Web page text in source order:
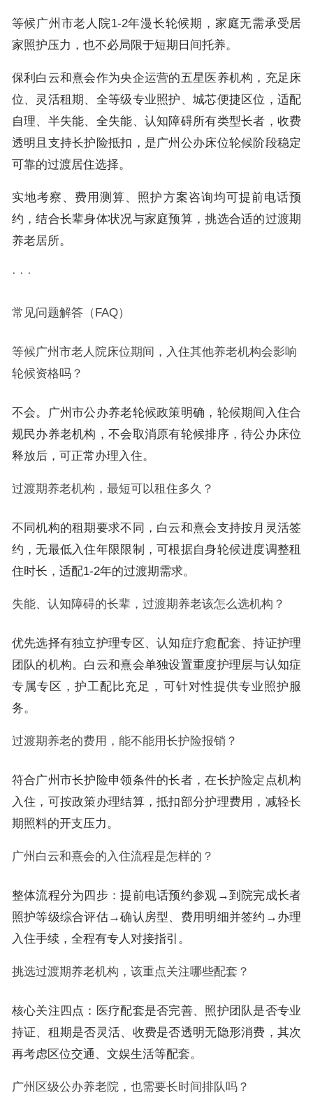
等候广州市老人院1-2年漫长轮候期，家庭无需承受居
家照护压力，也不必局限于短期日间托养。
保利白云和熹会作为央企运营的五星医养机构，充足床
位、灵活租期、全等级专业照护、城芯便捷区位，适配
自理、半失能、全失能、认知障碍所有类型长者，收费
透明且支持长护险抵扣，是广州公办床位轮候阶段稳定
可靠的过渡居住选择。
实地考察、费用测算、照护方案咨询均可提前电话预
约，结合长辈身体状况与家庭预算，挑选合适的过渡期
养老居所。
· · ·
常见问题解答（FAQ）
等候广州市老人院床位期间，入住其他养老机构会影响
轮候资格吗？
不会。广州市公办养老轮候政策明确，轮候期间入住合
规民办养老机构，不会取消原有轮候排序，待公办床位
释放后，可正常办理入住。
过渡期养老机构，最短可以租住多久？
不同机构的租期要求不同，白云和熹会支持按月灵活签
约，无最低入住年限限制，可根据自身轮候进度调整租
住时长，适配1-2年的过渡期需求。
失能、认知障碍的长辈，过渡期养老该怎么选机构？
优先选择有独立护理专区、认知症疗愈配套、持证护理
团队的机构。白云和熹会单独设置重度护理层与认知症
专属专区，护工配比充足，可针对性提供专业照护服
务。
过渡期养老的费用，能不能用长护险报销？
符合广州市长护险申领条件的长者，在长护险定点机构
入住，可按政策办理结算，抵扣部分护理费用，减轻长
期照料的开支压力。
广州白云和熹会的入住流程是怎样的？
整体流程分为四步：提前电话预约参观→到院完成长者
照护等级综合评估→确认房型、费用明细并签约→办理
入住手续，全程有专人对接指引。
挑选过渡期养老机构，该重点关注哪些配套？
核心关注四点：医疗配套是否完善、照护团队是否专业
持证、租期是否灵活、收费是否透明无隐形消费，其次
再考虑区位交通、文娱生活等配套。
广州区级公办养老院，也需要长时间排队吗？